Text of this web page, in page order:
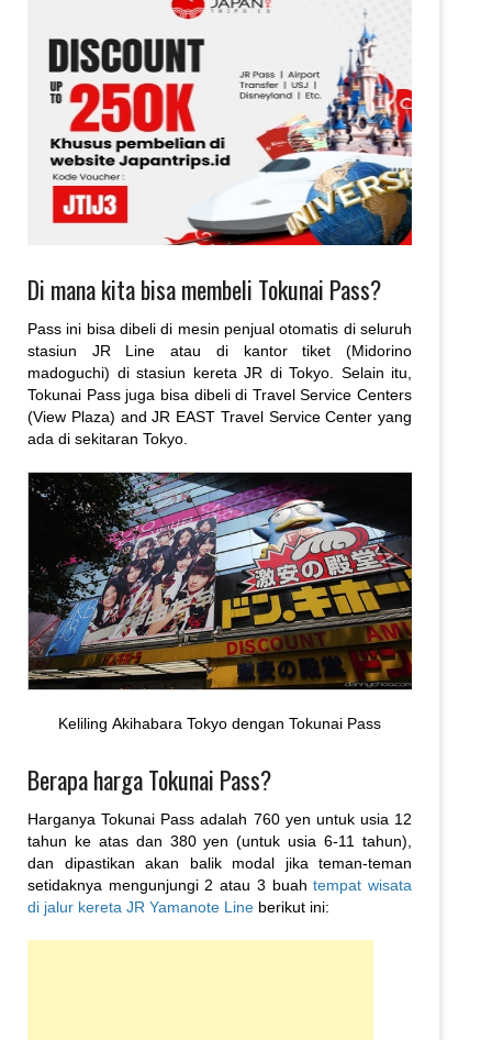
Di mana kita bisa membeli Tokunai Pass?
Pass ini bisa dibeli di mesin penjual otomatis di seluruh
stasiun JR Line atau di kantor tiket (Midorino
madoguchi) di stasiun kereta JR di Tokyo. Selain itu,
Tokunai Pass juga bisa dibeli di Travel Service Centers
(View Plaza) and JR EAST Travel Service Center yang
ada di sekitaran Tokyo.
Keliling Akihabara Tokyo dengan Tokunai Pass
Berapa harga Tokunai Pass?
Harganya Tokunai Pass adalah 760 yen untuk usia 12
tahun ke atas dan 380 yen (untuk usia 6-11 tahun),
dan dipastikan akan balik modal jika teman-teman
setidaknya mengunjungi 2 atau 3 buahtempat wisata
di jalur kereta JR Yamanote Line berikut ini: